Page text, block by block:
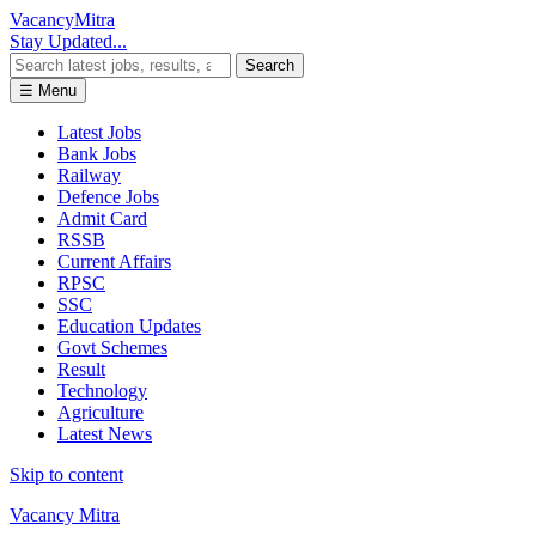
VacancyMitra
Stay Updated...
Search
☰ Menu
Latest Jobs
Bank Jobs
Railway
Defence Jobs
Admit Card
RSSB
Current Affairs
RPSC
SSC
Education Updates
Govt Schemes
Result
Technology
Agriculture
Latest News
Skip to content
Vacancy Mitra